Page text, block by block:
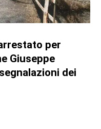
per
Giuseppe
dei